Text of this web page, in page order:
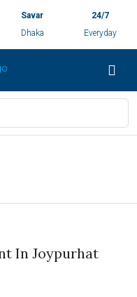
Savar
Dhaka
24/7
Everyday
In Joypurhat